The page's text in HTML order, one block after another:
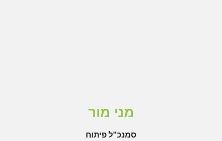
מני מור
סמנכ"ל פיתוח